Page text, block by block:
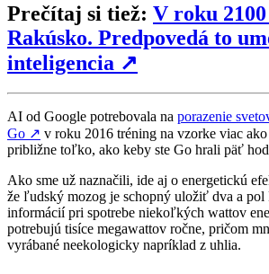
Prečítaj si tiež: V roku
Rakúsko. Predpovedá to
inteligencia ↗
AI od Google potrebovala na porazenie
Go ↗ v roku 2016 tréning na vzorke viac
približne toľko, ako keby ste Go hrali päť
Ako sme už naznačili, ide aj o energetickú
že ľudský mozog je schopný uložiť dva a pol
informácií pri spotrebe niekoľkých wattov
potrebujú tisíce megawattov ročne, pričom
vyrábané neekologicky napríklad z uhlia.